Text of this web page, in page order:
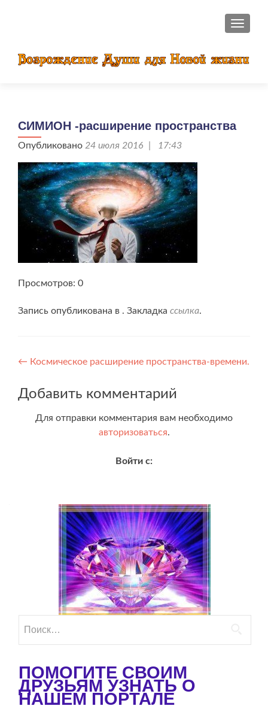
СИМИОН -расширение пространства
Опубликовано 24 июля 2016 | 17:43
Просмотров: 0
Запись опубликована в . Закладка ссылка.
Навигация
по
записям
← Космическое расширение пространства-времени.
Добавить комментарий
Для отправки комментария вам необходимо
авторизоваться.
Войти с:
ПОМОГИТЕ СВОИМ
ДРУЗЬЯМ УЗНАТЬ О
НАШЕМ ПОРТАЛЕ